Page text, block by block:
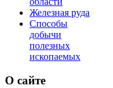
Железная руда
Способы
добычи
полезных
ископаемых
О сайте